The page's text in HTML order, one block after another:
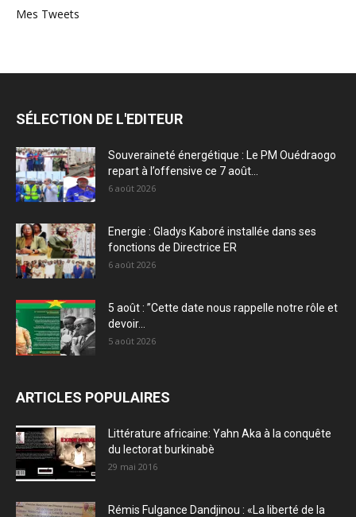
Mes Tweets
SÉLECTION DE L'EDITEUR
Souveraineté énergétique : Le PM Ouédraogo
repart à l’offensive ce 7 août...
6 août 2026
Energie : Gladys Kaboré installée dans ses
fonctions de Directrice ER
6 août 2026
5 août : ”Cette date nous rappelle notre rôle et
devoir...
5 août 2026
ARTICLES POPULAIRES
Littérature africaine: Yahn Aka à la conquête
du lectorat burkinabè
29 mai 2016
Rémis Fulgance Dandjinou : «La liberté de la